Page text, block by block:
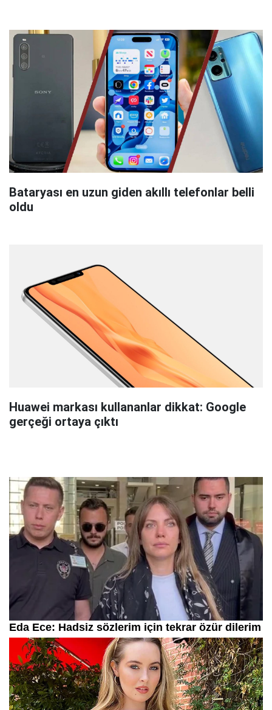
Bataryası en uzun giden akıllı telefonlar belli
oldu
Huawei markası kullananlar dikkat: Google
gerçeği ortaya çıktı